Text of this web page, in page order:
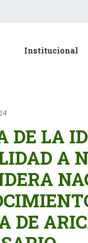
Institucional
DE LA
A
DE